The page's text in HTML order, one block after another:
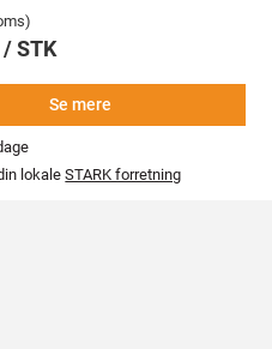
STK
Se mere
lokaleSTARK forretning